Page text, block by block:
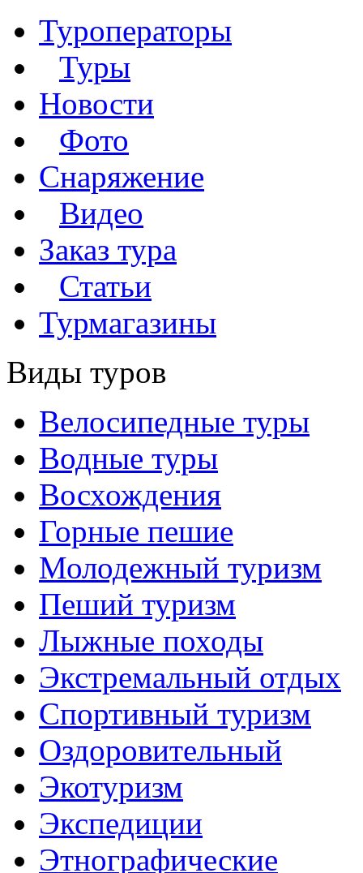
Туроператоры
Туры
Новости
Фото
Снаряжение
Видео
Заказ тура
Статьи
Турмагазины
Виды туров
Велосипедные туры
Водные туры
Восхождения
Горные пешие
Молодежный туризм
Пеший туризм
Лыжные походы
Экстремальный отдых
Спортивный туризм
Оздоровительный
Экотуризм
Экспедиции
Этнографические